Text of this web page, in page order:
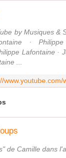
by Musiques &
·
Lafontaine ·
...
de Camille dans